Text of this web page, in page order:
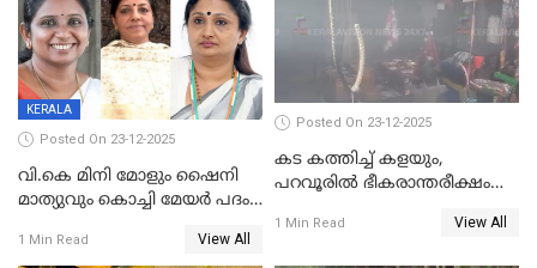
അപ്പൂപ്പനെതിരെ പോക്സോ
കേസ് ഒടുവിൽ 4 ജീവനുകൾ
പൊലിഞ്ഞു
KERALA
Posted On 23-12-2025
വി.കെ മിനി മോളും ഷൈനി
മാത്യുവും കൊച്ചി മേയർ പദം
മേയറാകില്ല
1 Min Read View All
Posted On 23-12-2025
കട കത്തിച്ച് കളയും,
പറവൂരില്‍ ഭീകരാന്തരീക്ഷം
1 Min Read View All